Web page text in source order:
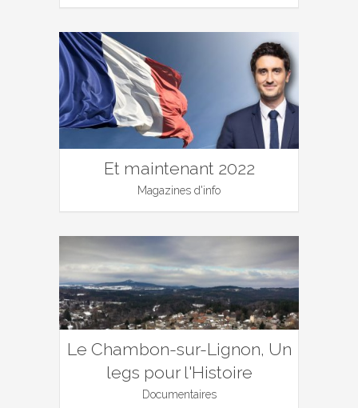
Et maintenant 2022
Magazines d'info
Le Chambon-sur-Lignon, Un
legs pour l'Histoire
Documentaires